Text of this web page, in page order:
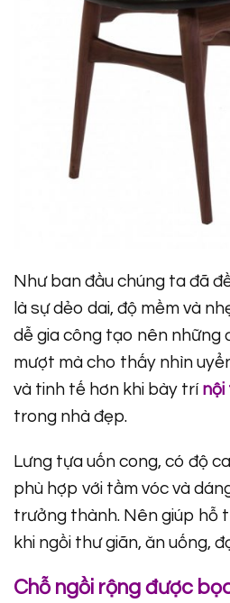
Như ban đầu chúng ta đã
là sự dẻo dai, độ mềm và
dễ gia công tạo nên những
mượt mà cho thấy nhìn
và tinh tế hơn khi bày trí nội
trong nhà đẹp.
Lưng tựa uốn cong, có độ
phù hợp với tầm vóc và
trưởng thành. Nên giúp hỗ
khi ngồi thư giãn, ăn uống,
Chỗ ngồi rộng được